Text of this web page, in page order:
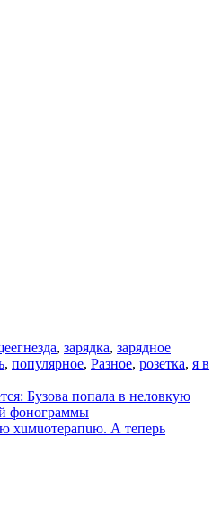
гнезда, зарядка, зарядное
, популярное, Разное, розетка, я в
Бузова попала в неловкую
фонограммы
хuмuотерапuю. А теперь